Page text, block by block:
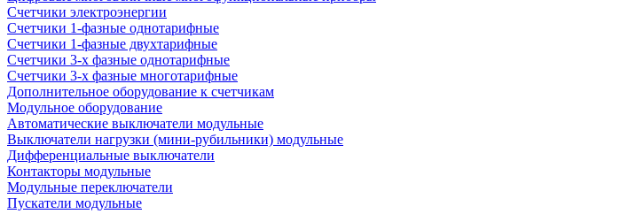
Счетчики электроэнергии
Счетчики 1-фазные однотарифные
Счетчики 1-фазные двухтарифные
Счетчики 3-х фазные однотарифные
Счетчики 3-х фазные многотарифные
Дополнительное оборудование к счетчикам
Модульное оборудование
Автоматические выключатели модульные
Выключатели нагрузки (мини-рубильники) модульные
Дифференциальные выключатели
Контакторы модульные
Модульные переключатели
Пускатели модульные